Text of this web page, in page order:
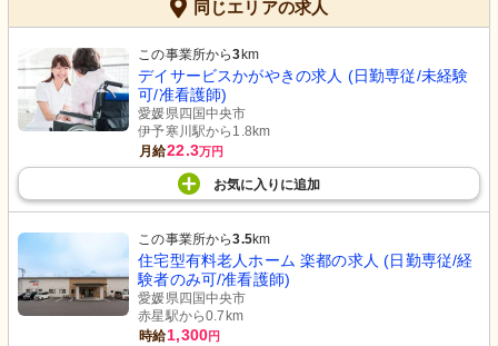
同じエリアの求人
この事業所から3 km
デイサービスかがやきの求人 (日勤専従/未経験
可/准看護師)
愛媛県四国中央市
伊予寒川駅から1.8km
月給22.3万円
お気に入り に追加
この事業所から3.5km
住宅型有料老人ホーム 楽都の求人 (日勤専従/経
験者のみ可/准看護師)
愛媛県四国中央市
赤星駅から0.7km
時給1,300円